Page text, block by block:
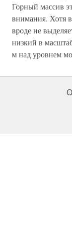
Горный массив
внимания. Хотя
вроде не
низкий в
м над уровнем